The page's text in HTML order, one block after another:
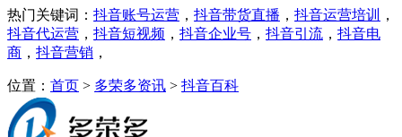
热门关键词： 抖音账号运营 ， 抖音带货直播 ， 抖音运营培训
，
抖音代运营 ， 抖音短视频 ， 抖音企业号 ， 抖音引流 ， 抖音电
商 ， 抖音营销 ，
位置： 首页 > 多荣多资讯 > 抖音百科